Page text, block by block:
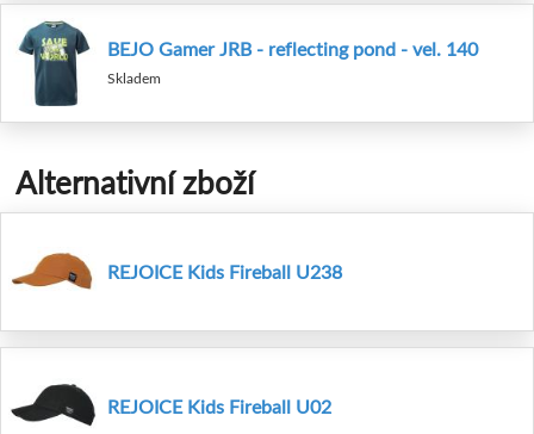
BEJO Gamer JRB - reflecting pond - vel. 140
Skladem
Alternativní zboží
REJOICE Kids Fireball U238
REJOICE Kids Fireball U02